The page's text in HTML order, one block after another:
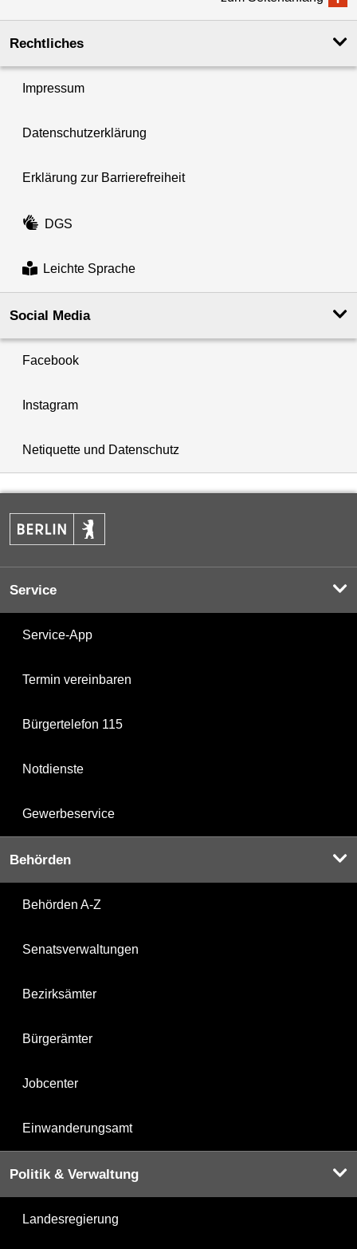
Rechtliches
Impressum
Datenschutzerklärung
Erklärung zur Barrierefreiheit
DGS
Leichte Sprache
Social Media
Facebook
Instagram
Netiquette und Datenschutz
Service
Service-App
Termin vereinbaren
Bürgertelefon 115
Notdienste
Gewerbeservice
Behörden
Behörden A-Z
Senatsverwaltungen
Bezirksämter
Bürgerämter
Jobcenter
Einwanderungsamt
Politik & Verwaltung
Landesregierung